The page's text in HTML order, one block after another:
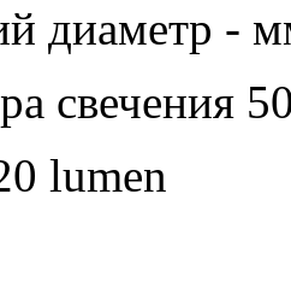
диаметр -
свечения
lumen